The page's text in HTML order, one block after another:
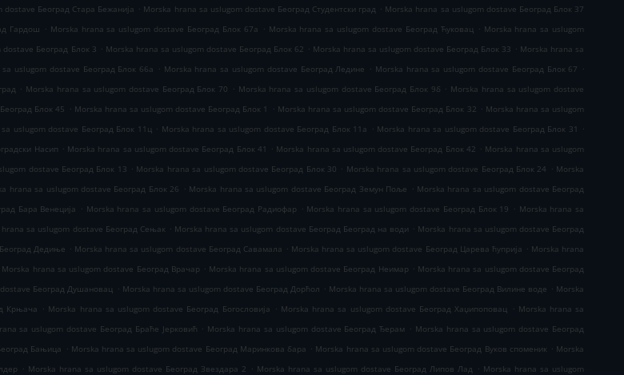
Београд Стара Бежанија . Morska hrana sa uslugom dostave Београд Студентски град . Morska hrana sa uslugom dostave Београд Блок 37
Гардош . Morska hrana sa uslugom dostave Београд Блок 67а . Morska hrana sa uslugom dostave Београд Ћуковац . Morska hrana sa uslugom
Београд Блок 3 . Morska hrana sa uslugom dostave Београд Блок 62 . Morska hrana sa uslugom dostave Београд Блок 33 . Morska hrana sa
uslugom dostave Београд Блок 66а . Morska hrana sa uslugom dostave Београд Ледине . Morska hrana sa uslugom dostave Београд Блок 67 .
. Morska hrana sa uslugom dostave Београд Блок 70 . Morska hrana sa uslugom dostave Београд Блок 9б . Morska hrana sa uslugom dostave
Блок 45 . Morska hrana sa uslugom dostave Београд Блок 1 . Morska hrana sa uslugom dostave Београд Блок 32 . Morska hrana sa uslugom
uslugom dostave Београд Блок 11ц . Morska hrana sa uslugom dostave Београд Блок 11а . Morska hrana sa uslugom dostave Београд Блок 31
.
Насип . Morska hrana sa uslugom dostave Београд Блок 41 . Morska hrana sa uslugom dostave Београд Блок 42 . Morska hrana sa uslugom
dostave Београд Блок 13 . Morska hrana sa uslugom dostave Београд Блок 30 . Morska hrana sa uslugom dostave Београд Блок 24 . Morska
hrana sa uslugom dostave Београд Блок 26 . Morska hrana sa uslugom dostave Београд Земун Поље . Morska hrana sa uslugom dostave Београд
Бара Венеција . Morska hrana sa uslugom dostave Београд Радиофар . Morska hrana sa uslugom dostave Београд Блок 19 . Morska hrana sa
hrana sa uslugom dostave Београд Сењак . Morska hrana sa uslugom dostave Београд Београд на води . Morska hrana sa uslugom dostave Београд
Дедиње . Morska hrana sa uslugom dostave Београд Савамала . Morska hrana sa uslugom dostave Београд Царева ћуприја . Morska hrana
Morska hrana sa uslugom dostave Београд Врачар . Morska hrana sa uslugom dostave Београд Неимар . Morska hrana sa uslugom dostave Београд
Београд Душановац . Morska hrana sa uslugom dostave Београд Дорћол . Morska hrana sa uslugom dostave Београд Вилине воде . Morska
Крњача . Morska hrana sa uslugom dostave Београд Богословија . Morska hrana sa uslugom dostave Београд Хаџипоповац . Morska hrana sa
sa uslugom dostave Београд Браће Јерковић . Morska hrana sa uslugom dostave Београд Ђерам . Morska hrana sa uslugom dostave Београд
Бањица . Morska hrana sa uslugom dostave Београд Маринкова бара . Morska hrana sa uslugom dostave Београд Вуков споменик . Morska
. Morska hrana sa uslugom dostave Београд Звездара 2 . Morska hrana sa uslugom dostave Београд Липов Лад . Morska hrana sa uslugom